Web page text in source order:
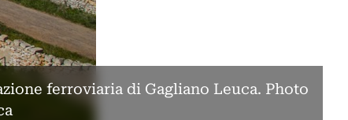
ferroviaria di Gagliano Leuca. Photo